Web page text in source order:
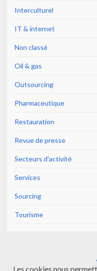
Interculturel
IT & internet
Non classé
Oil & gas
Outsourcing
Pharmaceutique
Restauration
Revue de presse
Secteurs d'activité
Services
Sourcing
Tourisme
Les cookies nous